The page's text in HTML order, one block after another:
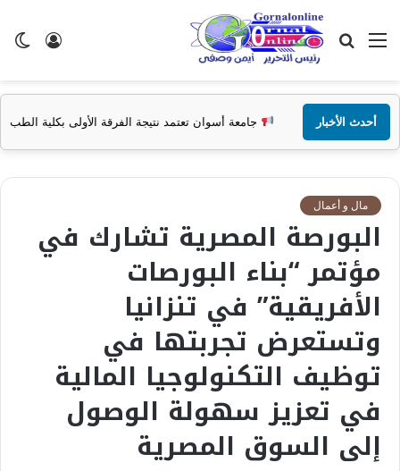
تسجيل
القائمة بحث
عن
أحدث الأخبارجامعة أسوان تعتمد نتيجة الفرقة الأولى بكلية الطب البشري للعام الجامعي
مال و أعمال
البورصة المصرية تشارك في
مؤتمر “بناء البورصات
الأفريقية” في تنزانيا
وتستعرض تجربتها في
توظيف التكنولوجيا المالية
في تعزيز سهولة الوصول
إلى السوق المصرية